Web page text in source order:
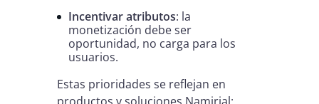
Incentivar atributos: la
monetización debe ser
oportunidad, no carga para los
usuarios.
Estas prioridades se reflejan en